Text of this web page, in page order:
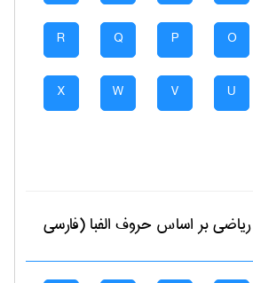
O
P
Q
R
U
V
W
X
رياضیبر اساس حروف الفبا (فارسی